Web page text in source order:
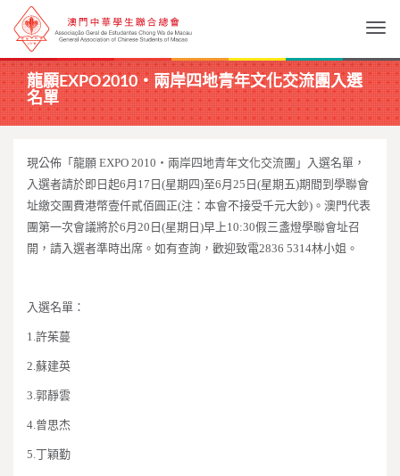
龍願EXPO2010‧兩岸四地青年文化交流團入選
名單
現公佈「龍願 EXPO 2010 ‧兩岸四地青年文化交流團」入選名單，
入選者請於即日起6月 17 日 (星期四)至6月 25 日 (星期五)期間到學聯會
址繳交團費港幣壹仟貳佰圓正(注：本會不接受千元大鈔) 。澳門代表
團第一次會議將於6月 20 日 (星期日 )早上10:30假三盞燈學聯會址召
開，請入選者準時出席。如有查詢，歡迎致電2836 5314林小姐。
入選名單：
1.許茱蔓
2.蘇建英
3.郭靜雲
4.曾思杰
5.丁穎勤